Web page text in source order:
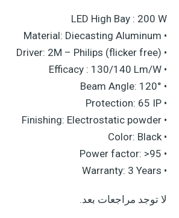
LED High Bay : 200 W
• Material: Diecasting Aluminum
• Driver: 2M – Philips (flicker free)
• Efficacy : 130/140 Lm/W
• Beam Angle: 120°
• Protection: 65 IP
• Finishing: Electrostatic powder
• Color: Black
• Power factor: >95
• Warranty: 3 Years
لا توجد مراجعات بعد.